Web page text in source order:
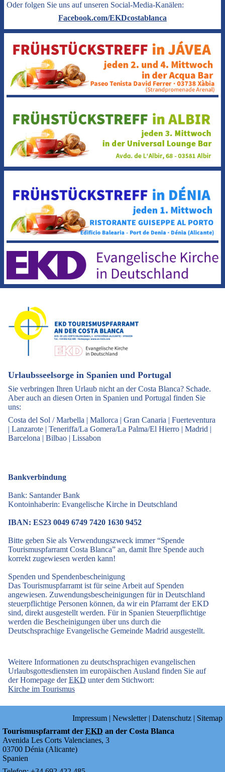
Oder folgen Sie uns auf unseren Social-Media-Kanälen:
Facebook.com/EKDcostablanca
Urlaubsseelsorge in Spanien und Portugal
Sie verbringen Ihren Urlaub nicht an der Costa Blanca? Schade.
Aber auch an diesen Orten in Spanien und Portugal finden Sie
uns:
Costa del Sol / Marbella | Mallorca | Gran Canaria | Fuerteventura
| Lanzarote | Teneriffa/La Gomera/La Palma/El Hierro | Madrid |
Barcelona | Bilbao | Lissabon
Bankverbindung
Bank: Santander Bank
Kontoinhaberin: Evangelische Kirche in Deutschland
IBAN: ES23 0049 6749 7420 1630 9452
Bitte geben Sie als Verwendungszweck immer “Spende
Tourismuspfarramt Costa Blanca” an, damit Ihre Spende auch
korrekt zugewiesen werden kann!
Spenden und Spendenbescheinigung
Das Tourismuspfarramt ist für seine Arbeit auf Spenden
angewiesen. Zuwendungsbescheinigungen für in Deutschland
steuerpflichtige Personen können, da wir ein Pfarramt der EKD
sind, direkt ausgestellt werden. Für in Spanien Steuerpflichtige
werden die Bescheinigungen über uns durch die
Deutschsprachige Evangelische Gemeinde Madrid ausgestellt.
Weitere Informationen zu deutschsprachigen evangelischen
Urlaubsgottesdiensten im europäischen Ausland finden Sie auf
der Homepage derEKD unter dem Stichwort:
Kirche im Tourismus
Impressum | Newsletter| Datenschutz | Sitemap
Tourismuspfarramt der EKD an der Costa Blanca
Avenida Les Corts Valencianes, 3
03700 Dénia (Alicante)
Spanien